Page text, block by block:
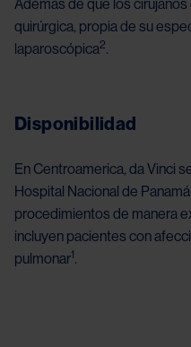
Además de que los
quirúrgica, propia de su
laparoscópica2.
Disponibilidad
En Centroamerica, da Vinci
Hospital Nacional de
procedimientos de manera
incluyen pacientes con
pulmonar1 .